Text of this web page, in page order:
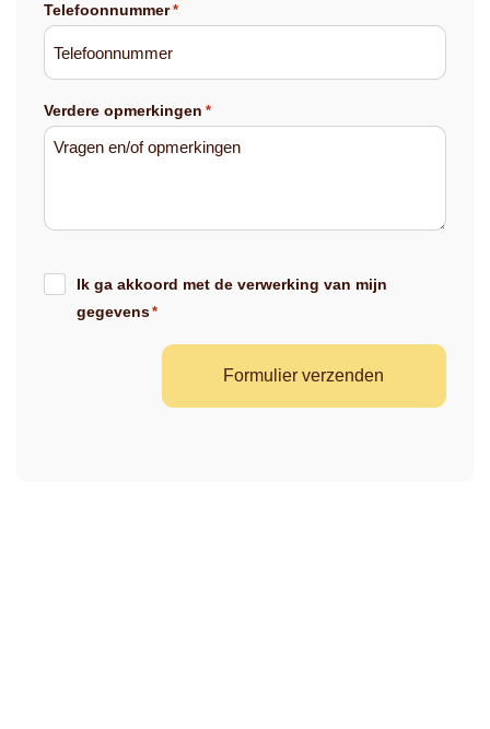
Telefoonnummer *
Verdere opmerkingen *
Instemming
*
Ik ga akkoord met de verwerking van mijn
gegevens*